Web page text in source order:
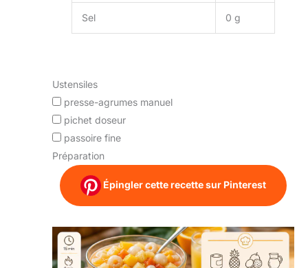
Sel 0 g
Ustensiles
presse-agrumes manuel
pichet doseur
passoire fine
Préparation
Épingler cette recette sur Pinterest